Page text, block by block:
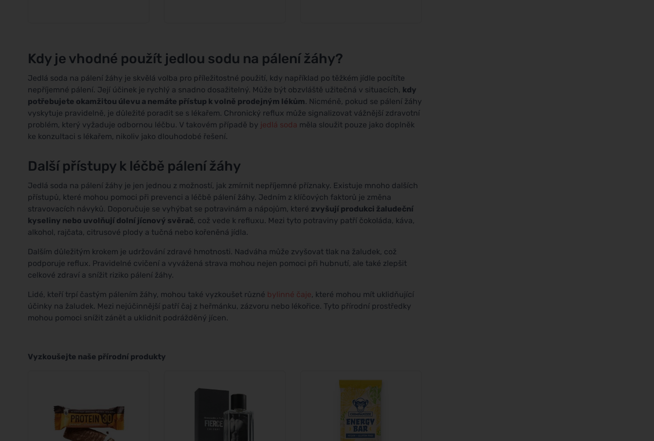
Kdy je vhodné použít jedlou sodu na pálení žáhy?
Jedlá soda na pálení žáhy je skvělá volba pro příležitostné použití, kdy například po těžkém jídle pocítíte
nepříjemné pálení. Její účinek je rychlý a snadno dosažitelný. Může být obzvláště užitečná v situacích, kdy
potřebujete okamžitou úlevu a nemáte přístup k volně prodejným lékům. Nicméně, pokud se pálení žáhy
vyskytuje pravidelně, je důležité poradit se s lékařem. Chronický reflux může signalizovat vážnější zdravotní
problém, který vyžaduje odbornou léčbu. V takovém případě by jedlá soda měla sloužit pouze jako doplněk
ke konzultaci s lékařem, nikoliv jako dlouhodobé řešení.
Další přístupy k léčbě pálení žáhy
Jedlá soda na pálení žáhy je jen jednou z možností, jak zmírnit nepříjemné příznaky. Existuje mnoho dalších
přístupů, které mohou pomoci při prevenci a léčbě pálení žáhy. Jedním z klíčových faktorů je změna
stravovacích návyků. Doporučuje se vyhýbat se potravinám a nápojům, které zvyšují produkci žaludeční
kyseliny nebo uvolňují dolní jícnový svěrač, což vede k refluxu. Mezi tyto potraviny patří čokoláda, káva,
alkohol, rajčata, citrusové plody a tučná nebo kořeněná jídla.
Dalším důležitým krokem je udržování zdravé hmotnosti. Nadváha může zvyšovat tlak na žaludek, což
podporuje reflux. Pravidelné cvičení a vyvážená strava mohou nejen pomoci při hubnutí, ale také zlepšit
celkové zdraví a snížit riziko pálení žáhy.
Lidé, kteří trpí častým pálením žáhy, mohou také vyzkoušet různé bylinné čaje, které mohou mít uklidňující
účinky na žaludek. Mezi nejúčinnější patří čaj z heřmánku, zázvoru nebo lékořice. Tyto přírodní prostředky
mohou pomoci snížit zánět a uklidnit podrážděný jícen.
Vyzkoušejte naše přírodní produkty